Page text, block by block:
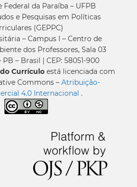
Federal da Paraíba – UFPB
e Pesquisas em Políticas
(GEPPC)
– Campus I – Centro de
dos Professores, Sala 03
PB – Brasil | CEP: 58051-900
Currículo está licenciada com
Commons – Atribuição-
4.0 Internacional .